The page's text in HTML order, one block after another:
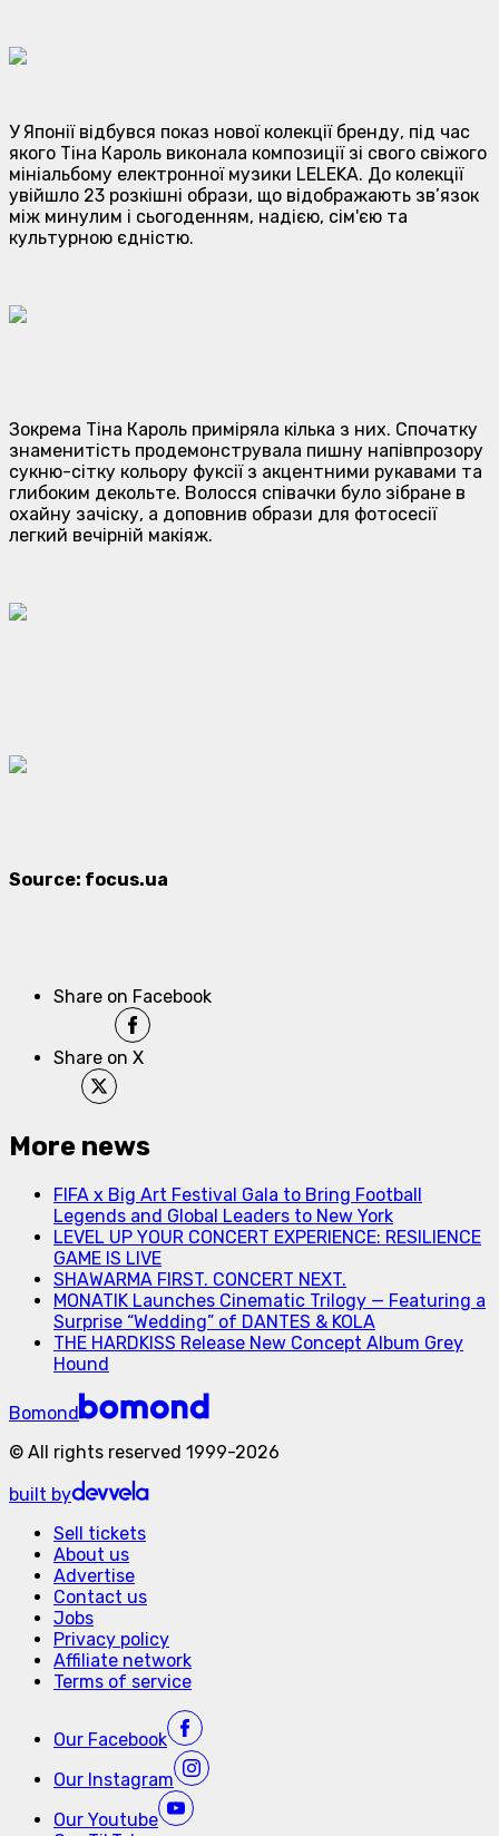
У Японії відбувся показ нової колекції бренду, під час
якого Тіна Кароль виконала композиції зі свого свіжого
мініальбому електронної музики LELEKA. До колекції
увійшло 23 розкішні образи, що відображають зв’язок
між минулим і сьогоденням, надією, сім'єю та
культурною єдністю.
Зокрема Тіна Кароль приміряла кілька з них. Спочатку
знаменитість продемонструвала пишну напівпрозору
сукню-сітку кольору фуксії з акцентними рукавами та
глибоким декольте. Волосся співачки було зібране в
охайну зачіску, а доповнив образи для фотосесії
легкий вечірній макіяж.
Source: focus.ua
Share on Facebook
Share on X
More news
FIFA x Big Art Festival Gala to Bring Football
Legends and Global Leaders to New York
LEVEL UP YOUR CONCERT EXPERIENCE: RESILIENCE
GAME IS LIVE
SHAWARMA FIRST. CONCERT NEXT.
MONATIK Launches Cinematic Trilogy — Featuring a
Surprise “Wedding” of DANTES & KOLA
THE HARDKISS Release New Concept Album Grey
Hound
Bomond
© All rights reserved 1999-2026
built by
Sell tickets
About us
Advertise
Contact us
Jobs
Privacy policy
Affiliate network
Terms of service
Our Facebook
Our Instagram
Our Youtube